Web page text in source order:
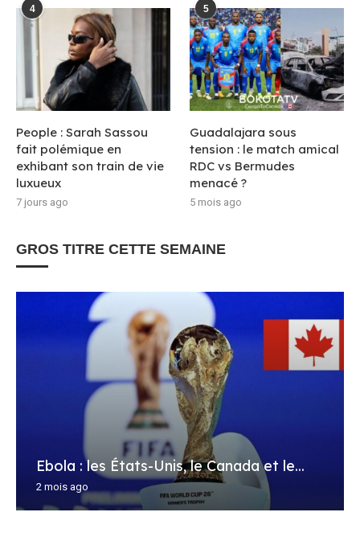
4
People : Sarah Sassou
fait polémique en
exhibant son train de vie
luxueux
7 jours ago
5
Guadalajara sous
tension : le match amical
RDC vs Bermudes
menacé ?
5 mois ago
GROS TITRE CETTE SEMAINE
Ebola : les États-Unis, le Canada et le...
2 mois ago